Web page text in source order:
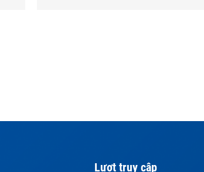
Lượt truy cập